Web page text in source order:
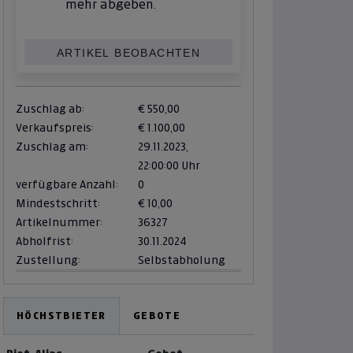
mehr abgeben.
ARTIKEL BEOBACHTEN
Zuschlag ab:
€ 550,00
Verkaufspreis:
€ 1.100,00
Zuschlag am:
29.11.2023,
22:00:00 Uhr
verfügbare Anzahl:
0
Mindestschritt:
€ 10,00
Artikelnummer:
36327
Abholfrist:
30.11.2024
Zustellung:
Selbstabholung
HÖCHSTBIETER GEBOTE